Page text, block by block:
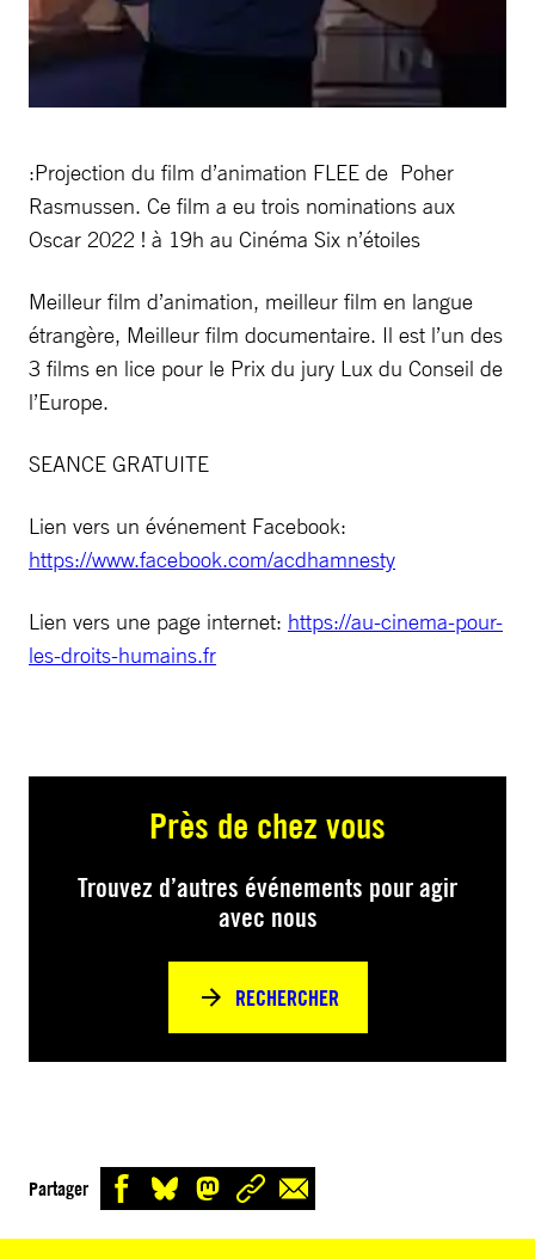
:Projection du film d’animation FLEE de Poher
Rasmussen. Ce film a eu trois nominations aux
Oscar 2022 ! à 19h au Cinéma Six n’étoiles
Meilleur film d’animation, meilleur film en langue
étrangère, Meilleur film documentaire. Il est l’un des
3 films en lice pour le Prix du jury Lux du Conseil de
l’Europe.
SEANCE GRATUITE
Lien vers un événement Facebook:
https://www.facebook.com/acdhamnesty
Lien vers une page internet: https://au-cinema-pour-
les-droits-humains.fr
Près de chez vous
Trouvez d’autres événements pour agir
avec nous
RECHERCHER
Partager